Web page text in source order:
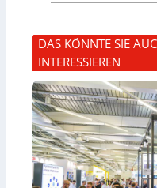
DAS KÖNNTE SIE
INTERESSIEREN